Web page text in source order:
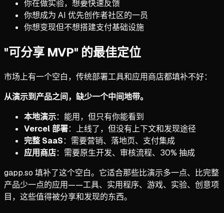
你在做实验，想要快速反馈
你想成为 AI 优先创作者社区的一员
你想变现但不想搭建支付基础设施
"可分享 MVP" 的最佳定位
市场上有一个空白，传统部署工具和应用商店都填补不好：
从演示到产品之间，缺少一个中间地带。
本地演示：能用，但只有你能看到
Vercel 部署：上线了，但没有上下文和发现途径
完整 SaaS：需要营销、落地页、支付集成
应用商店：需要原生开发、审核流程、30% 抽成
gapp.so 填补了这个空白。它适合那些比演示多一点、比完整
产品少一点的应用——工具、实用程序、游戏、实验、创意项
目，这些值得被分享和发现的东西。